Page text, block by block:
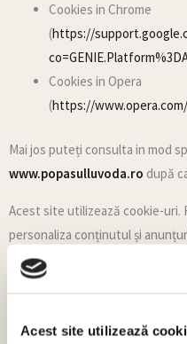
Acest site utilizează
Cookies in Chrome
(https://
Cookies in Opera
(https://
Mai jos puteți consulta in mod
www.popasulluvoda.ro după
Acest site utilizează cookie-uri.
personaliza conținutul și
sociale și pentru a analiza
partenerilor de rețele sociale,
combina cu alte informații